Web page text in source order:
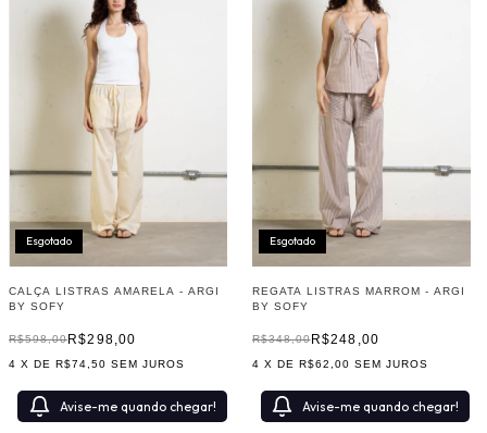
Esgotado
CALÇA LISTRAS AMARELA - ARGI
BY SOFY
R$298,00
R$598,00
4 X DER$74,50 SEM JUROS
Avise-me quando chegar!
Esgotado
REGATA LISTRAS MARROM - ARGI
BY SOFY
R$248,00
R$348,00
4 X DE R$62,00 SEM JUROS
Avise-me quando chegar!